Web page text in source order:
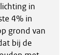
in
4% in
grond van
bij de